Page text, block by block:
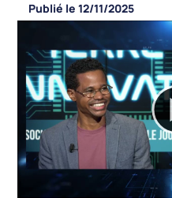
Publié le 12/11/2025